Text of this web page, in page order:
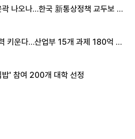
나오나…한국 新통상정책 교두보 활
키운다…산업부 15개 과제 180억 지
밥' 참여 200개 대학 선정